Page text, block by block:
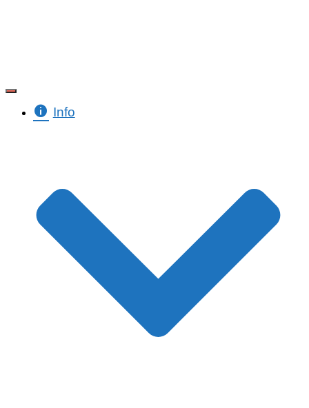
Toggle Navigation
Info